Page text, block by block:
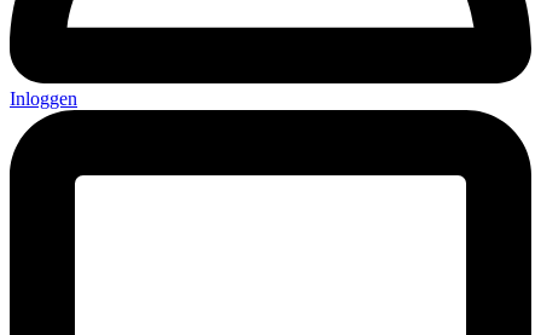
Inloggen